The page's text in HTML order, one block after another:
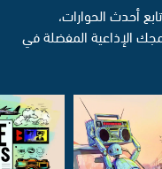
أحدث الحوارات،
الإذاعية المفضلة في